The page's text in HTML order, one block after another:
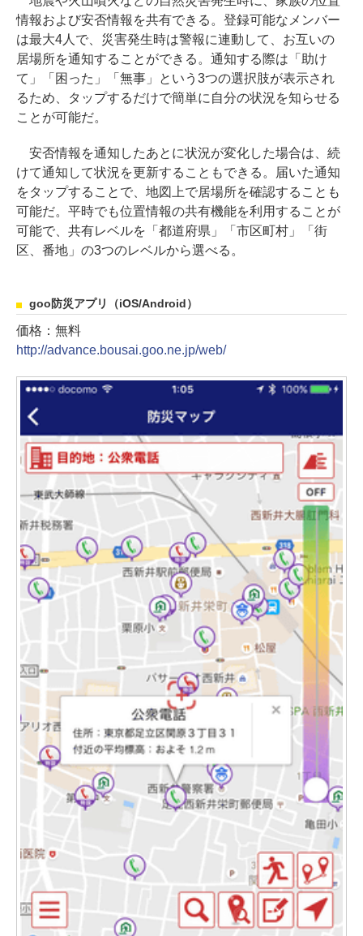
情報および安否情報を共有できる。登録可能なメンバー
は最大4人で、災害発生時は警報に連動して、お互いの
居場所を通知することができる。通知する際は「助け
て」「困った」「無事」という3つの選択肢が表示され
るため、タップするだけで簡単に自分の状況を知らせる
ことが可能だ。
安否情報を通知したあとに状況が変化した場合は、続
けて通知して状況を更新することもできる。届いた通知
をタップすることで、地図上で居場所を確認することも
可能だ。平時でも位置情報の共有機能を利用することが
可能で、共有レベルを「都道府県」「市区町村」「街
区、番地」の3つのレベルから選べる。
goo防災アプリ（iOS/Android）
価格：無料
http://advance.bousai.goo.ne.jp/web/